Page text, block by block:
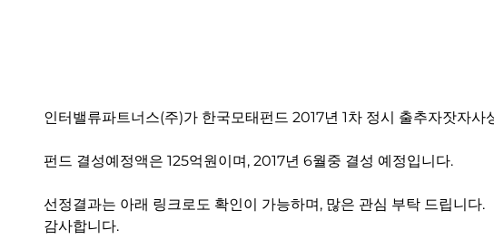
인터밸류파트너스(주)가 한국모태펀드 2017년 1차 정시 출추자잣자
펀드 결성예정액은 125억원이며, 2017년 6월중 결성 예정입니다.
선정결과는 아래 링크로도 확인이 가능하며, 많은 관심 부탁 드립니다.
감사합니다.